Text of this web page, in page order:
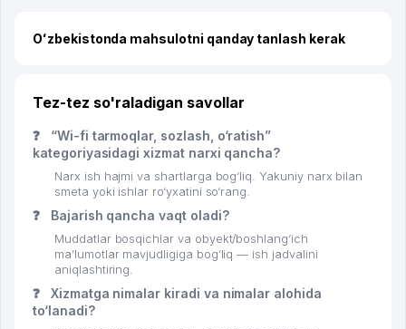
Oʻzbekistonda mahsulotni qanday tanlash kerak
Tez-tez so'raladigan savollar
❓
“Wi-fi tarmoqlar, sozlash, o‘ratish”
kategoriyasidagi xizmat narxi qancha?
Narx ish hajmi va shartlarga bog‘liq. Yakuniy narx bilan
smeta yoki ishlar ro‘yxatini so‘rang.
❓ Bajarish qancha vaqt oladi?
Muddatlar bosqichlar va obyekt/boshlang‘ich
ma’lumotlar mavjudligiga bog‘liq — ish jadvalini
aniqlashtiring.
❓
Xizmatga nimalar kiradi va nimalar alohida
to‘lanadi?